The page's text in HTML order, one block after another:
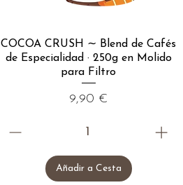
COCOA CRUSH ∼ Blend de Cafés
de Especialidad · 250g en Molido
para Filtro
Precio
9,90 €
Añadir a Cesta